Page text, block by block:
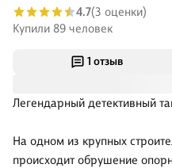
1 отзыв
Легендарный детективный
На одном из крупных
происходит обрушение
4.7(3 оценки)
Купили 89 человек